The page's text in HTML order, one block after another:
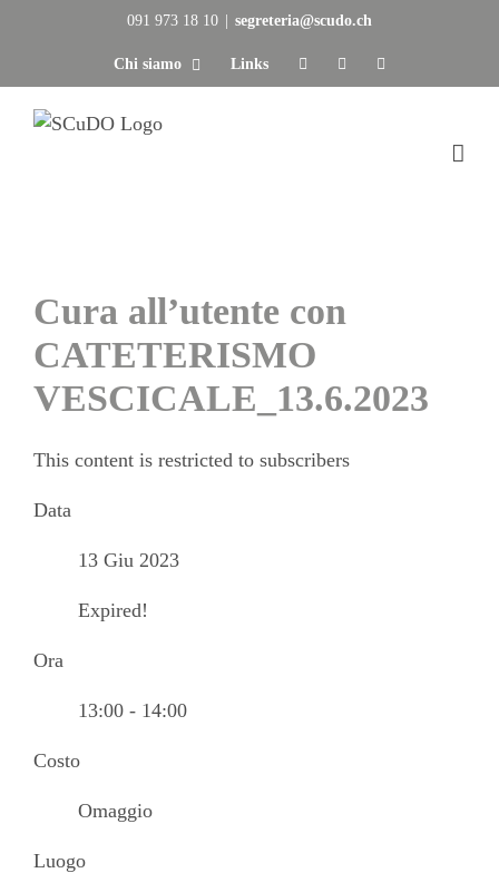
091 973 18 10 segreteria@scudo.ch
Chi siamo Links
Cura all’utente con
CATETERISMO
VESCICALE_13.6.2023
This content is restricted to subscribers
Data
13 Giu 2023
Expired!
Ora
13:00 - 14:00
Costo
Omaggio
Luogo